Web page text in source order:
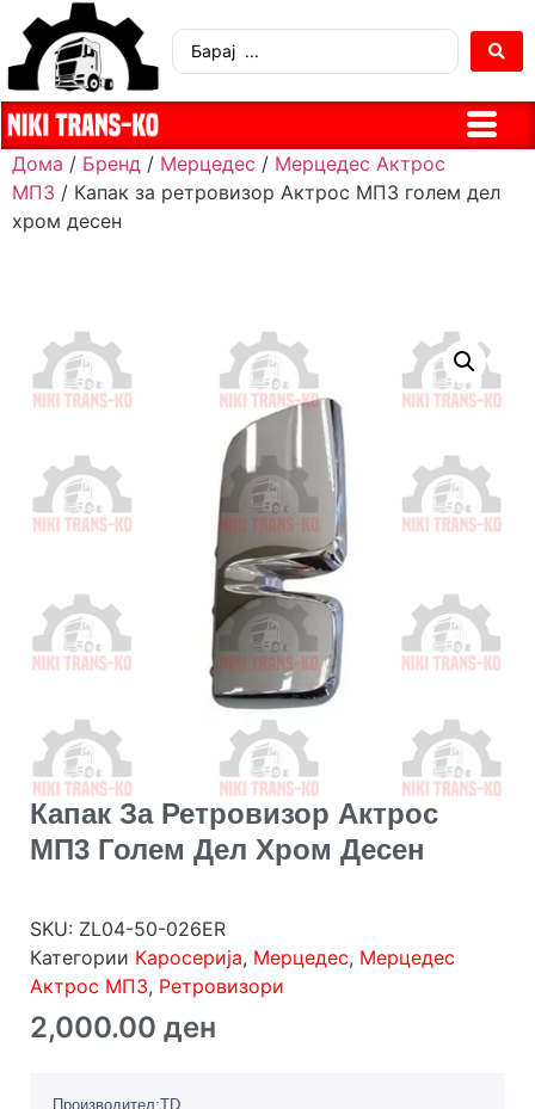
Дома / Бренд / Мерцедес / Мерцедес Актрос
МП3 / Капак за ретровизор Актрос МП3 голем дел
хром десен
Капак За Ретровизор Актрос
МП3 Голем Дел Хром Десен
SKU: ZL04-50-026ER
Категории Каросерија, Мерцедес, Мерцедес
Актрос МП3, Ретровизори
2,000.00 ден
Производител:TD